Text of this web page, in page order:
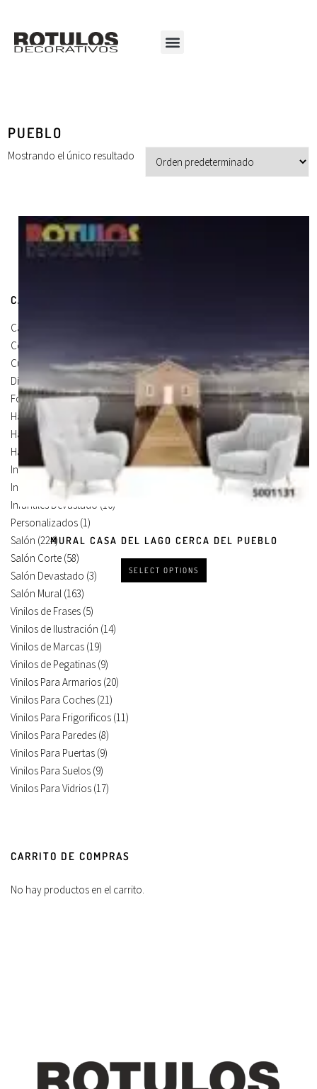
PUEBLO
Mostrando el único resultado
MURAL CASA DEL LAGO CERCA DEL PUEBLO
SELECT OPTIONS
CATEGORÍAS DE PRODUCTOS
Carteles Para Puertas
Cocina
Cuadros en Vinilos(105)
Diseños en Vinilo(8)
Foto Lienzo(51)
Habitación
Habitación Corte
(3)
Habitación Devastado(1)
Infantiles
Infantiles Corte (65)
Infantiles Devastado (10)
Personalizados (1)
Salón (224)
Salón Corte (58)
Salón Devastado (3)
Salón Mural (163)
Vinilos de Frases (5)
Vinilos de Ilustración (14)
Vinilos de Marcas (19)
Vinilos de Pegatinas (9)
Vinilos Para Armarios (20)
Vinilos Para Coches (21)
Vinilos Para Frigorificos (11)
Vinilos Para Paredes (8)
Vinilos Para Puertas (9)
Vinilos Para Suelos (9)
Vinilos Para Vidrios (17)
CARRITO DE COMPRAS
No hay productos en el carrito.